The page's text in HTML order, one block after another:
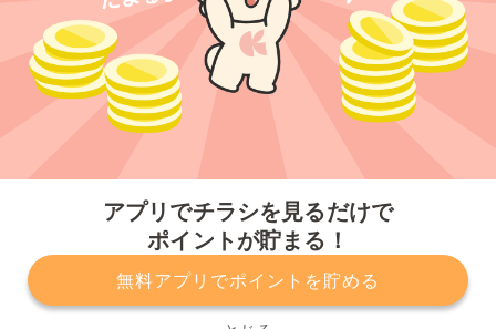
アプリでチラシを見るだけで
ポイントが貯まる！
無料アプリでポイントを貯める
プライバシーポリシー 利用規約
運営会社
サービスに関してのお問い合わせ